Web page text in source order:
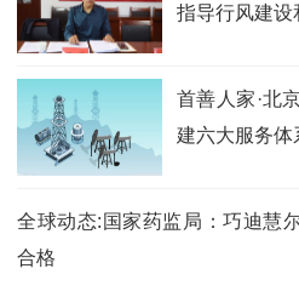
指导行风建设
首善人家·北
建六大服务体
全球动态:国家药监局：巧迪慧
合格